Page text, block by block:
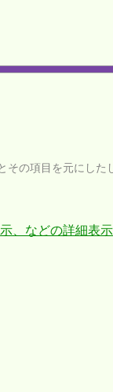
の項目を元にした
、などの詳細表示